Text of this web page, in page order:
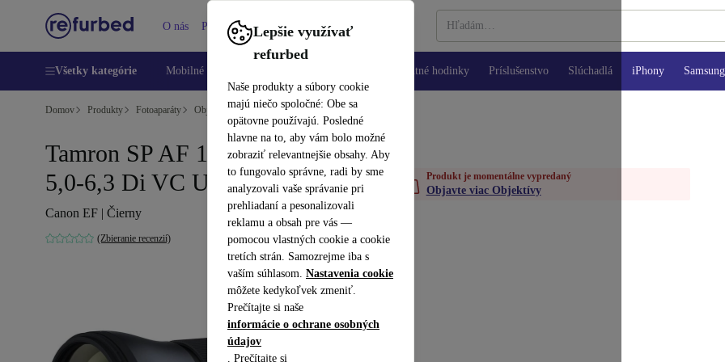
Lepšie využívať
refurbed
Naše produkty a súbory cookie
majú niečo spoločné: Obe sa
opätovne používajú. Posledné
hlavne na to, aby vám bolo možné
zobraziť relevantnejšie obsahy. Aby
to fungovalo správne, radi by sme
analyzovali vaše správanie pri
prehliadaní a pesonalizovali
reklamu a obsah pre vás —
pomocou vlastných cookie a cookie
tretích strán. Samozrejme iba s
vaším súhlasom. Nastavenia cookie
môžete kedykoľvek zmeniť.
Prečítajte si naše
informácie o ochrane osobných
údajov
. Prečítajte si
O nás Pomoc
Všetky kategórie Mobilné telefóny Inteligentné hodinky Príslušenstvo Slúchadlá iPhony
Domov Produkty Fotoaparáty Objektívy
Tamron SP AF 150-600 mm
5,0-6,3 Di VC USD G2
Canon EF | Čierny
(Zbieranie recenzií)
Produkt je momentálne vypredaný
Objavte viac Objektívy